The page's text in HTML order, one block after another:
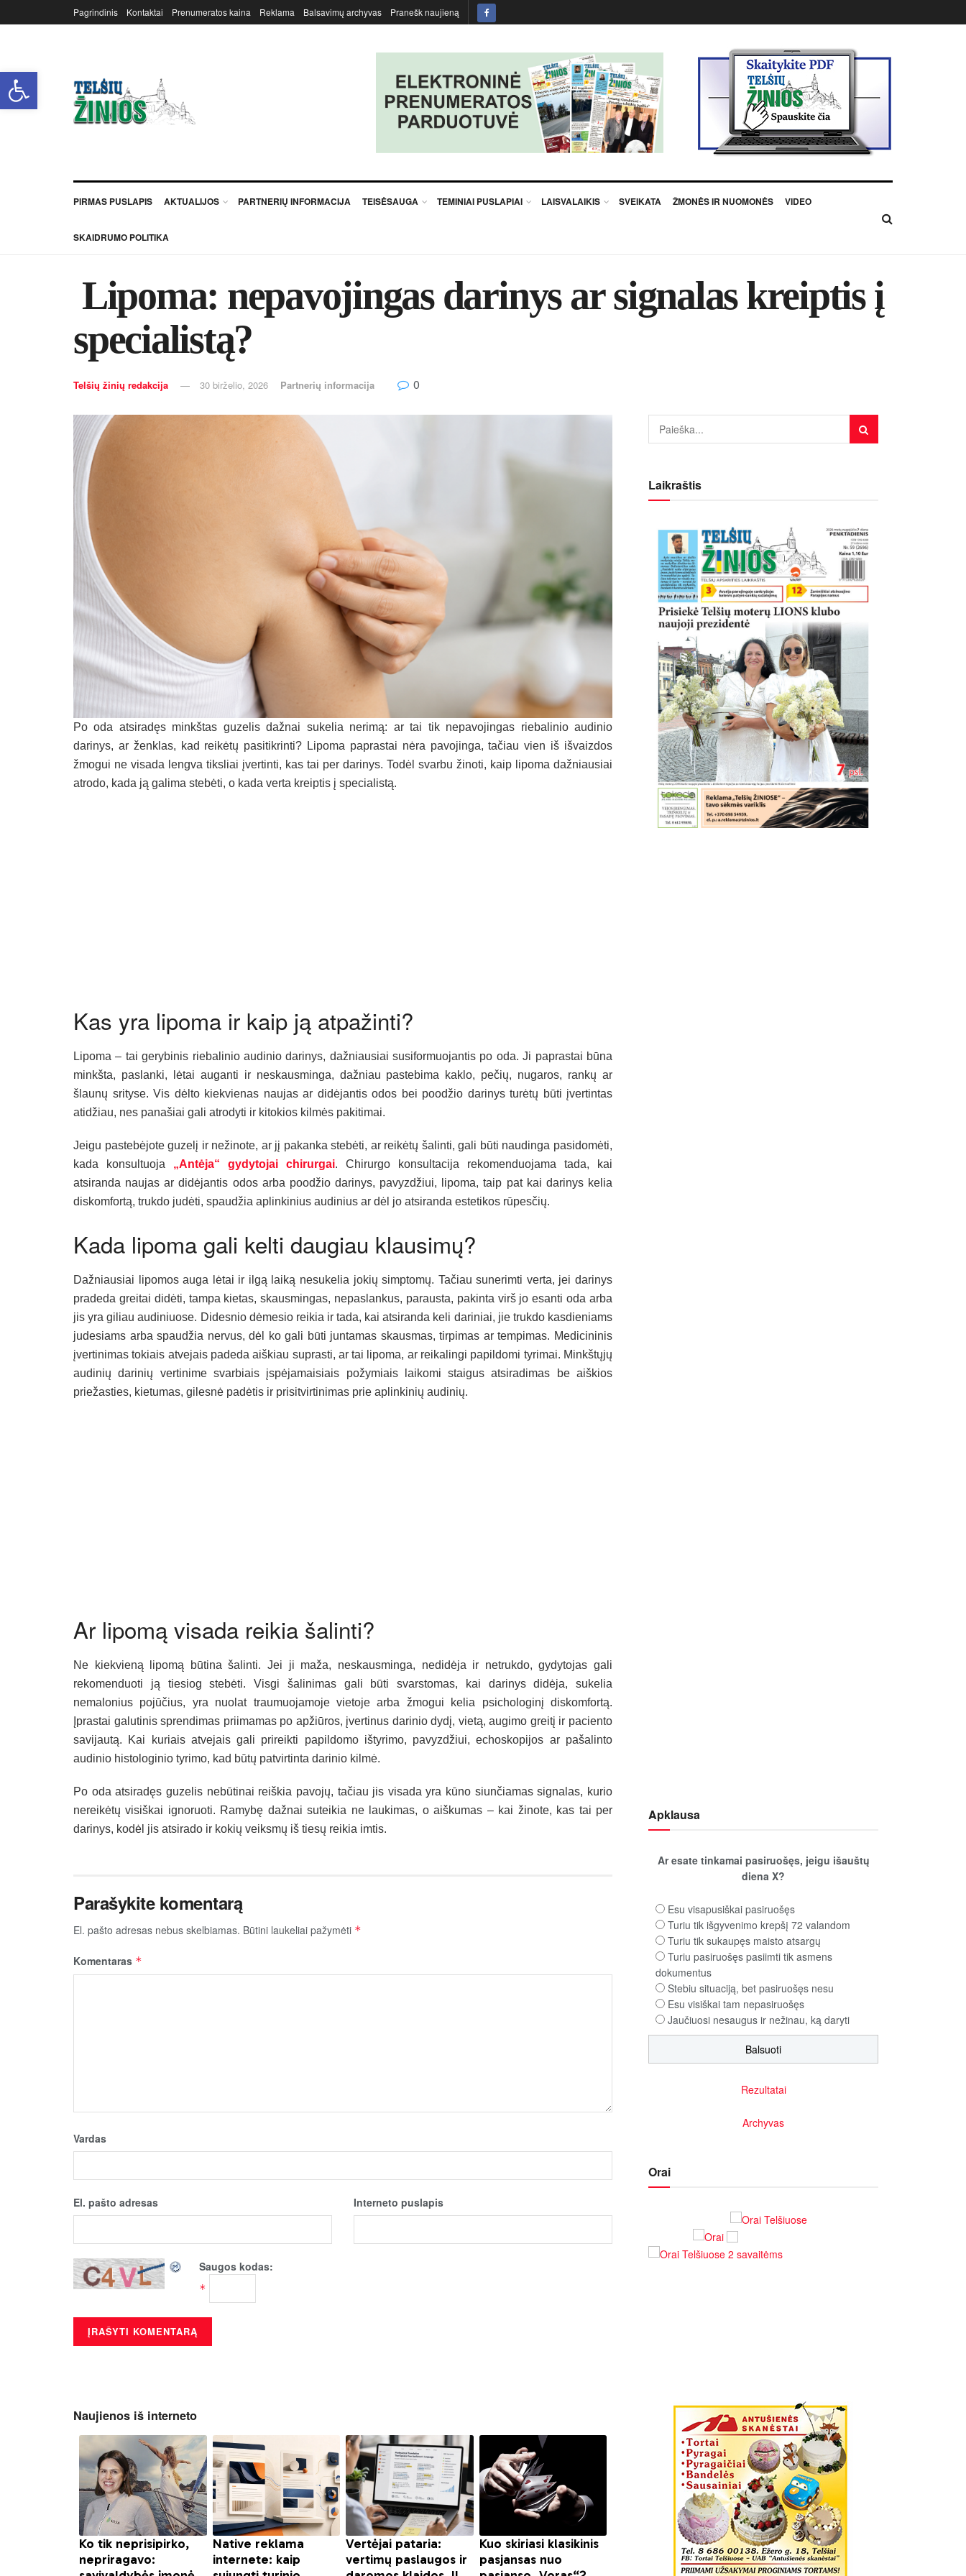
Open toolbar
Pagrindinis Kontaktai Prenumeratos kaina Reklama Balsavimų archyvas Pranešk naujieną
PIRMAS PUSLAPIS AKTUALIJOS PARTNERIŲ INFORMACIJA TEISĖSAUGA TEMINIAI PUSLAPIAI LAISVALAIKIS SVEIKATA ŽMONĖS IR NUOMONĖS VIDEO
SKAIDRUMO POLITIKA
Lipoma: nepavojingas darinys ar signalas kreiptis į
specialistą?
Telšių žinių redakcija 30 birželio, 2026 Partnerių informacija 0
Po oda atsiradęs minkštas guzelis dažnai sukelia nerimą: ar tai tik nepavojingas riebalinio audinio
darinys, ar ženklas, kad reikėtų pasitikrinti? Lipoma paprastai nėra pavojinga, tačiau vien iš išvaizdos
žmogui ne visada lengva tiksliai įvertinti, kas tai per darinys. Todėl svarbu žinoti, kaip lipoma dažniausiai
atrodo, kada ją galima stebėti, o kada verta kreiptis į specialistą.
Kas yra lipoma ir kaip ją atpažinti?
Lipoma – tai gerybinis riebalinio audinio darinys, dažniausiai susiformuojantis po oda. Ji paprastai būna
minkšta, paslanki, lėtai auganti ir neskausminga, dažniau pastebima kaklo, pečių, nugaros, rankų ar
šlaunų srityse. Vis dėlto kiekvienas naujas ar didėjantis odos bei poodžio darinys turėtų būti įvertintas
atidžiau, nes panašiai gali atrodyti ir kitokios kilmės pakitimai.
Jeigu pastebėjote guzelį ir nežinote, ar jį pakanka stebėti, ar reikėtų šalinti, gali būti naudinga pasidomėti,
kada konsultuoja „Antėja“ gydytojai chirurgai. Chirurgo konsultacija rekomenduojama tada, kai
atsiranda naujas ar didėjantis odos arba poodžio darinys, pavyzdžiui, lipoma, taip pat kai darinys kelia
diskomfortą, trukdo judėti, spaudžia aplinkinius audinius ar dėl jo atsiranda estetikos rūpesčių.
Kada lipoma gali kelti daugiau klausimų?
Dažniausiai lipomos auga lėtai ir ilgą laiką nesukelia jokių simptomų. Tačiau sunerimti verta, jei darinys
pradeda greitai didėti, tampa kietas, skausmingas, nepaslankus, parausta, pakinta virš jo esanti oda arba
jis yra giliau audiniuose. Didesnio dėmesio reikia ir tada, kai atsiranda keli dariniai, jie trukdo kasdieniams
judesiams arba spaudžia nervus, dėl ko gali būti juntamas skausmas, tirpimas ar tempimas. Medicininis
įvertinimas tokiais atvejais padeda aiškiau suprasti, ar tai lipoma, ar reikalingi papildomi tyrimai. Minkštųjų
audinių darinių vertinime svarbiais įspėjamaisiais požymiais laikomi staigus atsiradimas be aiškios
priežasties, kietumas, gilesnė padėtis ir prisitvirtinimas prie aplinkinių audinių.
Ar lipomą visada reikia šalinti?
Ne kiekvieną lipomą būtina šalinti. Jei ji maža, neskausminga, nedidėja ir netrukdo, gydytojas gali
rekomenduoti ją tiesiog stebėti. Visgi šalinimas gali būti svarstomas, kai darinys didėja, sukelia
nemalonius pojūčius, yra nuolat traumuojamoje vietoje arba žmogui kelia psichologinį diskomfortą.
Įprastai galutinis sprendimas priimamas po apžiūros, įvertinus darinio dydį, vietą, augimo greitį ir paciento
savijautą. Kai kuriais atvejais gali prireikti papildomo ištyrimo, pavyzdžiui, echoskopijos ar pašalinto
audinio histologinio tyrimo, kad būtų patvirtinta darinio kilmė.
Po oda atsiradęs guzelis nebūtinai reiškia pavojų, tačiau jis visada yra kūno siunčiamas signalas, kurio
nereikėtų visiškai ignoruoti. Ramybę dažnai suteikia ne laukimas, o aiškumas – kai žinote, kas tai per
darinys, kodėl jis atsirado ir kokių veiksmų iš tiesų reikia imtis.
Parašykite komentarą
El. pašto adresas nebus skelbiamas. Būtini laukeliai pažymėti *
Komentaras *
Vardas
El. pašto adresas Interneto puslapis
Saugos kodas:
*
Naujienos iš interneto
Laikraštis
Apklausa
Ar esate tinkamai pasiruošęs, jeigu išauštų
diena X?
Esu visapusiškai pasiruošęs
Turiu tik išgyvenimo krepšį 72 valandom
Turiu tik sukaupęs maisto atsargų
Turiu pasiruošęs pasiimti tik asmens
dokumentus
Stebiu situaciją, bet pasiruošęs nesu
Esu visiškai tam nepasiruošęs
Jaučiuosi nesaugus ir nežinau, ką daryti
Rezultatai
Archyvas
Orai